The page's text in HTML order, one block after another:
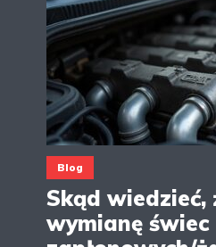
Blog
Skąd wiedzieć,
wymianę świec